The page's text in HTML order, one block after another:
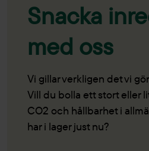
Snacka
med oss
Vi gillar verkligen det vi
Vill du bolla ett stort eller
CO2 och hållbarhet i
har i lager just nu?